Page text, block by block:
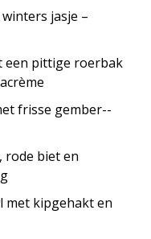
jasje –
een pittige roerbak
frisse gember-­
rode biet en
met kipgehakt en